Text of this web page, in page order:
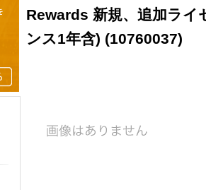
Rewards 新規、追加ラ
ンス1年含) (10760037)